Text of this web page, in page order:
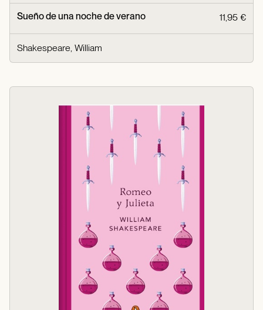
Sueño de una noche de verano 11,95 €
Shakespeare, William